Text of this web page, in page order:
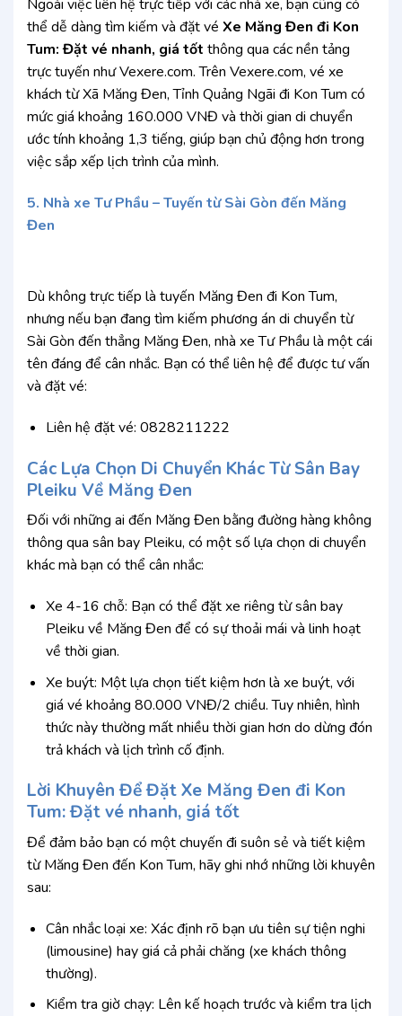
Ngoài việc liên hệ trực tiếp với các nhà xe, bạn cũng có
thể dễ dàng tìm kiếm và đặt vé Xe Măng Đen đi Kon
Tum: Đặt vé nhanh, giá tốt thông qua các nền tảng
trực tuyến như Vexere.com. Trên Vexere.com, vé xe
khách từ Xã Măng Đen, Tỉnh Quảng Ngãi đi Kon Tum có
mức giá khoảng 160.000 VNĐ và thời gian di chuyển
ước tính khoảng 1,3 tiếng, giúp bạn chủ động hơn trong
việc sắp xếp lịch trình của mình.
5. Nhà xe Tư Phầu – Tuyến từ Sài Gòn đến Măng
Đen
Dù không trực tiếp là tuyến Măng Đen đi Kon Tum,
nhưng nếu bạn đang tìm kiếm phương án di chuyển từ
Sài Gòn đến thẳng Măng Đen, nhà xe Tư Phầu là một cái
tên đáng để cân nhắc. Bạn có thể liên hệ để được tư vấn
và đặt vé:
Liên hệ đặt vé: 0828211222
Các Lựa Chọn Di Chuyển Khác Từ Sân Bay
Pleiku Về Măng Đen
Đối với những ai đến Măng Đen bằng đường hàng không
thông qua sân bay Pleiku, có một số lựa chọn di chuyển
khác mà bạn có thể cân nhắc:
Xe 4-16 chỗ: Bạn có thể đặt xe riêng từ sân bay
Pleiku về Măng Đen để có sự thoải mái và linh hoạt
về thời gian.
Xe buýt: Một lựa chọn tiết kiệm hơn là xe buýt, với
giá vé khoảng 80.000 VNĐ/2 chiều. Tuy nhiên, hình
thức này thường mất nhiều thời gian hơn do dừng đón
trả khách và lịch trình cố định.
Lời Khuyên Để Đặt Xe Măng Đen đi Kon
Tum: Đặt vé nhanh, giá tốt
Để đảm bảo bạn có một chuyến đi suôn sẻ và tiết kiệm
từ Măng Đen đến Kon Tum, hãy ghi nhớ những lời khuyên
sau:
Cân nhắc loại xe: Xác định rõ bạn ưu tiên sự tiện nghi
(limousine) hay giá cả phải chăng (xe khách thông
thường).
Kiểm tra giờ chạy: Lên kế hoạch trước và kiểm tra lịch